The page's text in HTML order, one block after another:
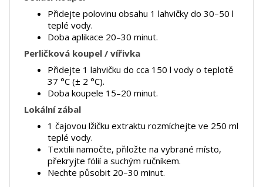
Přidejte polovinu obsahu 1 lahvičky do 30–50 l
teplé vody.
Doba aplikace 20–30 minut.
Perličková koupel / vířivka
Přidejte 1 lahvičku do cca 150 l vody o teplotě
37 °C (± 2 °C).
Doba koupele 15–20 minut.
Lokální zábal
1 čajovou lžičku extraktu rozmíchejte ve 250 ml
teplé vody.
Textilii namočte, přiložte na vybrané místo,
překryjte fólií a suchým ručníkem.
Nechte působit 20–30 minut.